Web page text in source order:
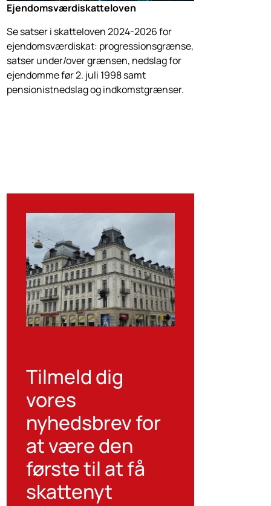
Ejendomsværdi­skatteloven
Se satser i skatteloven 2024-2026 for
ejendomsværdiskat: progressionsgrænse,
satser under/over grænsen, nedslag for
ejendomme før 2. juli 1998 samt
pensionistnedslag og indkomstgrænser.
Tilmeld dig
vores
nyhedsbrev for
at være den
første til at få
skattenyt